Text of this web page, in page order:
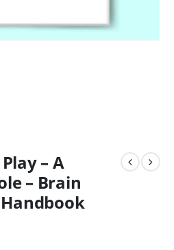
– A
– Brain